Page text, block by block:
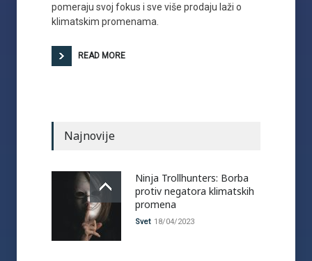
pomeraju svoj fokus i sve više prodaju laži o
klimatskim promenama.
READ MORE
Najnovije
Ninja Trollhunters: Borba
protiv negatora klimatskih
promena
Svet 18/04/2023